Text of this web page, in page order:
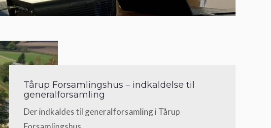
Tårup Forsamlingshus – indkaldelse til
generalforsamling
Der indkaldes til generalforsamling i Tårup